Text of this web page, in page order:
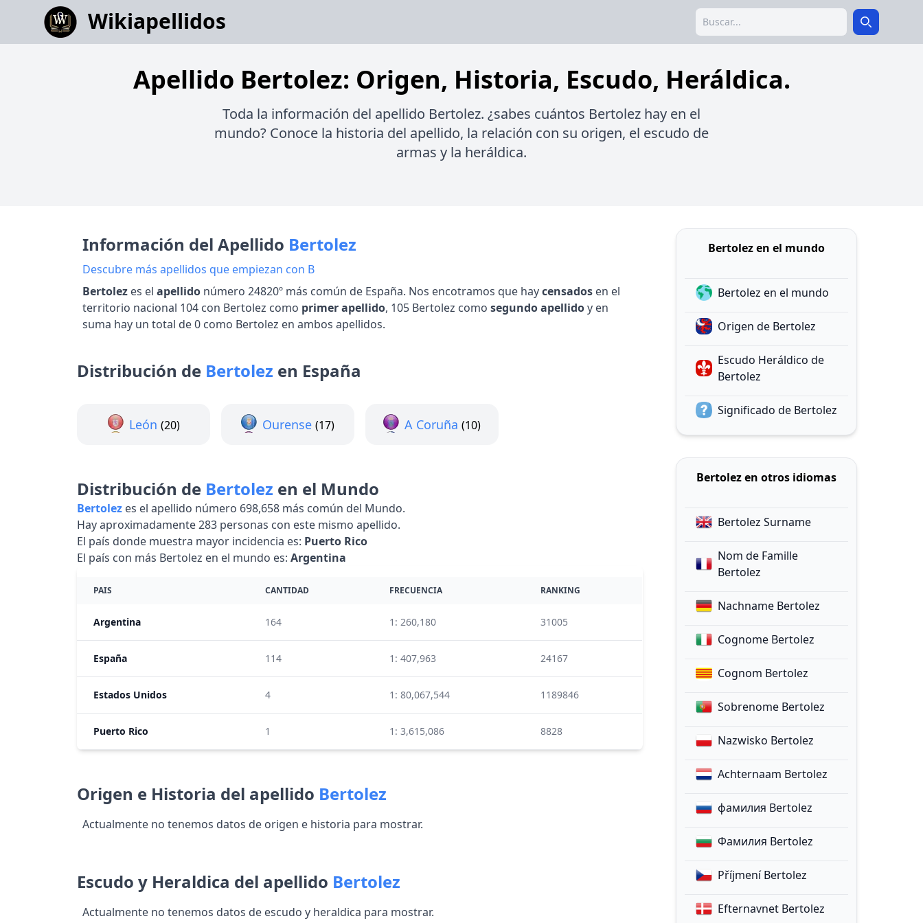
Wikiapellidos Search Search
Apellido Bertolez: Origen, Historia, Escudo, Heráldica.
Toda la información del apellido Bertolez. ¿sabes cuántos Bertolez hay en el
mundo? Conoce la historia del apellido, la relación con su origen, el escudo de
armas y la heráldica.
Información del Apellido Bertolez
Descubre más apellidos que empiezan con B
Bertolez es el apellido número 24820º más común de España. Nos encotramos que haycensados en el
territorio nacional 104 con Bertolez como primer apellido, 105 Bertolez como segundo apellidoy en
suma hay un total de 0 como Bertolez en ambos apellidos.
Distribución de Bertolez en España
León (20) Ourense (17) A Coruña (10)
Distribución de Bertolez en el Mundo
Bertolez es el apellido número 698,658 más común del Mundo.
Hay aproximadamente 283 personas con este mismo apellido.
El país donde muestra mayor incidencia es: Puerto Rico
El país con más Bertolez en el mundo es: Argentina
PAIS CANTIDAD FRECUENCIA RANKING
Argentina 164 1: 260,180 31005
España 114 1: 407,963 24167
Estados Unidos 4 1: 80,067,544 1189846
Puerto Rico 1 1: 3,615,086 8828
Origen e Historia del apellido Bertolez
Actualmente no tenemos datos de origen e historia para mostrar.
Escudo y Heraldica del apellido Bertolez
Actualmente no tenemos datos de escudo y heraldica para mostrar.
Bertolez en el mundo
Bertolez en el mundo
Origen de Bertolez
Escudo Heráldico de
Bertolez
Significado de Bertolez
Bertolez en otros idiomas
Bertolez Surname
Nom de Famille
Bertolez
Nachname Bertolez
Cognome Bertolez
Cognom Bertolez
Sobrenome Bertolez
Nazwisko Bertolez
Achternaam Bertolez
фамилия Bertolez
Фамилия Bertolez
Příjmení Bertolez
Efternavnet Bertolez